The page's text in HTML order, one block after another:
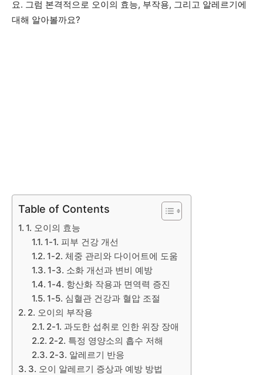
요. 그럼 본격적으로 오이의 효능, 부작용, 그리고 알레르기에
대해 알아볼까요?
Table of Contents
1. 오이의 효능
1-1. 피부 건강 개선
1-2. 체중 관리와 다이어트에 도움
1-3. 소화 개선과 변비 예방
1-4. 항산화 작용과 면역력 증진
1-5. 심혈관 건강과 혈압 조절
2. 오이의 부작용
2-1. 과도한 섭취로 인한 위장 장애
2-2. 특정 영양소의 흡수 저해
2-3. 알레르기 반응
3. 오이 알레르기 증상과 예방 방법